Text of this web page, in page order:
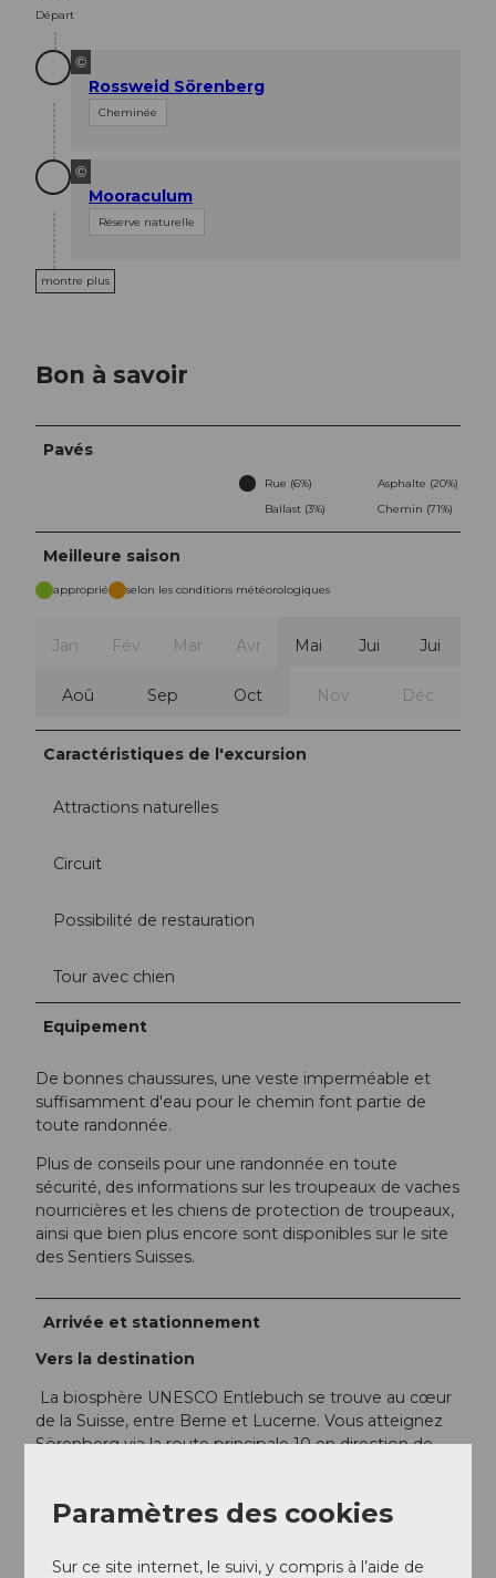
Départ
©
Rossweid Sörenberg
Cheminée
©
Mooraculum
Réserve naturelle
montre plus
Bon à savoir
Pavés
Rue (6%)
Asphalte (20%)
Ballast (3%)
Chemin (71%)
Meilleure saison
approprié selon les conditions météorologiques
Jan Fév Mar Avr Mai Jui Jui
Aoû Sep Oct Nov Déc
Caractéristiques de l'excursion
Attractions naturelles
Circuit
Possibilité de restauration
Tour avec chien
Equipement
De bonnes chaussures, une veste imperméable et
suffisamment d'eau pour le chemin font partie de
toute randonnée.
Plus de conseils pour une randonnée en toute
sécurité, des informations sur les troupeaux de vaches
nourricières et les chiens de protection de troupeaux,
ainsi que bien plus encore sont disponibles sur le site
des Sentiers Suisses.
Arrivée et stationnement
Vers la destination
La biosphère UNESCO Entlebuch se trouve au cœur
de la Suisse, entre Berne et Lucerne. Vous atteignez
Sörenberg via la route principale 10 en direction de
Paramètres des cookies
Sur ce site internet, le suivi, y compris à l’aide de